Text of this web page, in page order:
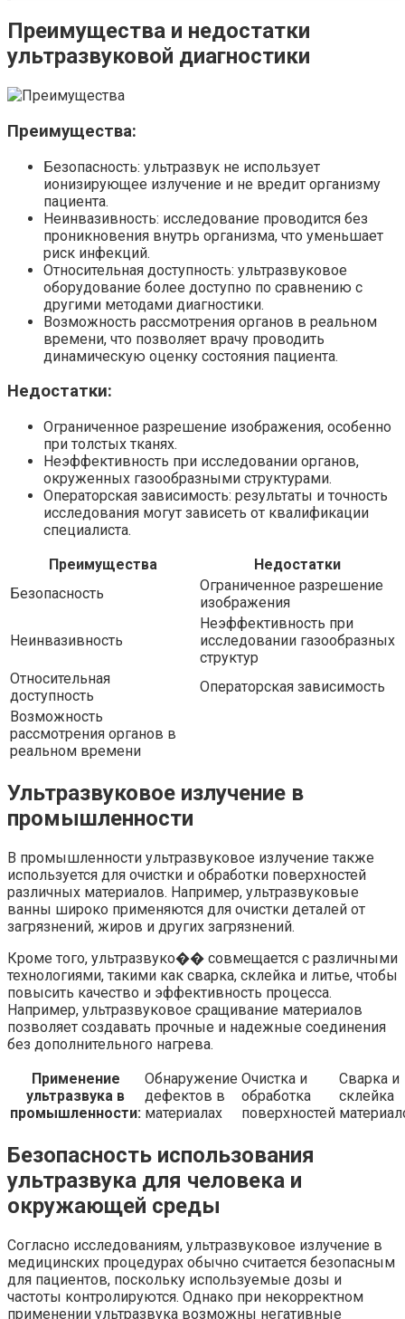
Преимущества и недостатки
ультразвуковой диагностики
Преимущества:
Безопасность: ультразвук не использует
ионизирующее излучение и не вредит организму
пациента.
Неинвазивность: исследование проводится без
проникновения внутрь организма, что уменьшает
риск инфекций.
Относительная доступность: ультразвуковое
оборудование более доступно по сравнению с
другими методами диагностики.
Возможность рассмотрения органов в реальном
времени, что позволяет врачу проводить
динамическую оценку состояния пациента.
Недостатки:
Ограниченное разрешение изображения, особенно
при толстых тканях.
Неэффективность при исследовании органов,
окруженных газообразными структурами.
Операторская зависимость: результаты и точность
исследования могут зависеть от квалификации
специалиста.
Преимущества
Недостатки
Безопасность
Ограниченное разрешение
изображения
Неинвазивность
Неэффективность при
исследовании газообразных
структур
Относительная
доступность
Операторская зависимость
Возможность
рассмотрения органов в
реальном времени
Ультразвуковое излучение в
промышленности
В промышленности ультразвуковое излучение также
используется для очистки и обработки поверхностей
различных материалов. Например, ультразвуковые
ванны широко применяются для очистки деталей от
загрязнений, жиров и других загрязнений.
Кроме того, ультразвуко�� совмещается с различными
технологиями, такими как сварка, склейка и литье, чтобы
повысить качество и эффективность процесса.
Например, ультразвуковое сращивание материалов
позволяет создавать прочные и надежные соединения
без дополнительного нагрева.
Применение
ультразвука в
промышленности:
Обнаружение
дефектов в
материалах
Очистка и
обработка
поверхностей
Сварка и
склейка
Безопасность использования
ультразвука для человека и
окружающей среды
Согласно исследованиям, ультразвуковое излучение в
медицинских процедурах обычно считается безопасным
для пациентов, поскольку используемые дозы и
частоты контролируются. Однако при некорректном
применении ультразвука возможны негативные